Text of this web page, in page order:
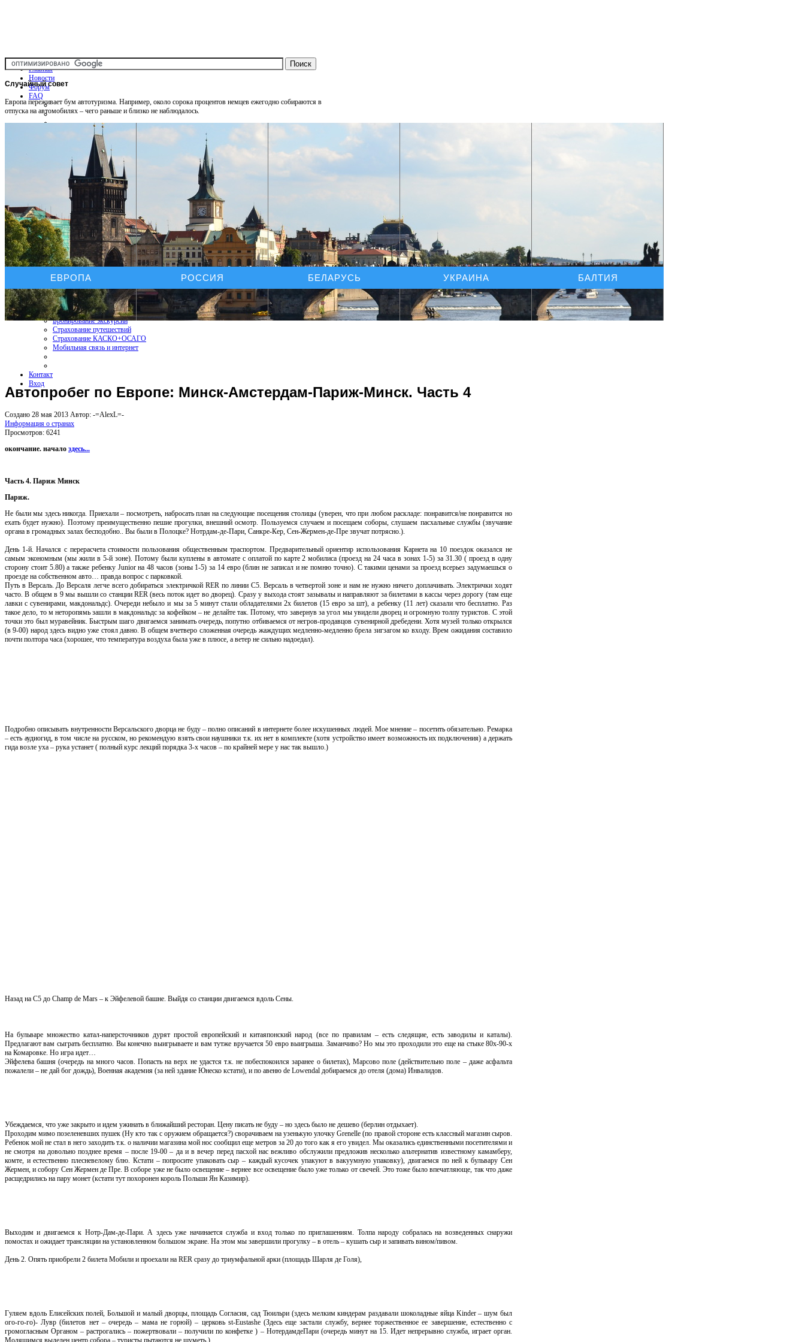
Главная
Новости
Форум
FAQ
Общая информация
Советы Автотуристу
Правила дор.движения
Карты и путеводители
Интерактивная карта
Карты платных дорог
Карта сайта
Услуги On-line
Бронирование отелей
Бронирование автомобиля
Бронирование экскурсий
Страхование путешествий
Страхование КАСКО+ОСАГО
Мобильная связь и интернет
Контакт
Вход
Случайныйсовет
Европа переживает бум автотуризма. Например, около сорока процентов немцев ежегодно собираются в
отпуска на автомобилях – чего раньше и близко не наблюдалось.
ЕВРОПА РОССИЯ БЕЛАРУСЬ УКРАИНА БАЛТИЯ
Автопробег по Европе: Минск-Амстердам-Париж-Минск. Часть 4
Создано 28 мая 2013 Автор: -=AlexL=-
Информация о странах
Просмотров: 6241
окончание. начало здесь...
Часть 4. Париж Минск
Париж.
Не были мы здесь никогда. Приехали – посмотреть, набросать план на следующие посещения столицы (уверен, что при любом раскладе: понравится/не понравится но
ехать будет нужно). Поэтому преимущественно пешие прогулки, внешний осмотр. Пользуемся случаем и посещаем соборы, слушаем пасхальные службы (звучание
органа в громадных залах бесподобно.. Вы были в Полоцке? Нотрдам-де-Пари, Санкре-Кер, Сен-Жермен-де-Пре звучат потрясно.).
День 1-й. Начался с перерасчета стоимости пользования общественным траспортом. Предварительный ориентир использования Карнета на 10 поездок оказался не
самым экономным (мы жили в 5-й зоне). Потому были куплены в автомате с оплатой по карте 2 мобилиса (проезд на 24 часа в зонах 1-5) за 31.30 ( проезд в одну
сторону стоит 5.80) а также ребенку Junior на 48 часов (зоны 1-5) за 14 евро (блин не записал и не помню точно). С такими ценами за проезд всерьез задумаешься о
проезде на собственном авто… правда вопрос с парковкой.
Путь в Версаль. До Версаля легче всего добираться электричкой RER по линии С5. Версаль в четвертой зоне и нам не нужно ничего доплачивать. Электрички ходят
часто. В общем в 9 мы вышли со станции RER (весь поток идет во дворец). Сразу у выхода стоят зазывалы и направляют за билетами в кассы через дорогу (там еще
лавки с сувенирами, макдональдс). Очереди небыло и мы за 5 минут стали обладателями 2х билетов (15 евро за шт), а ребенку (11 лет) сказали что бесплатно. Раз
такое дело, то м неторопямь зашли в макдональдс за кофейком – не делайте так. Потому, что завернув за угол мы увидели дворец и огромную толпу туристов. С этой
точки это был муравейник. Быстрым шаго двигаемся занимать очередь, попутно отбиваемся от негров-продавцов сувенирной дребедени. Хотя музей только открылся
(в 9-00) народ здесь видно уже стоял давно. В общем вчетверо сложенная очередь жаждущих медленно-медленно брела зигзагом ко входу. Врем ожидания составило
почти полтора часа (хорошее, что температура воздуха была уже в плюсе, а ветер не сильно надоедал).
Подробно описывать внутренности Версальского дворца не буду – полно описаний в интернете более искушенных людей. Мое мнение – посетить обязательно. Ремарка
– есть аудиогид, в том числе на русском, но рекомендую взять свои наушники т.к. их нет в комплекте (хотя устройство имеет возможность их подключения) а держать
гида возле уха – рука устанет ( полный курс лекций порядка 3-х часов – по крайней мере у нас так вышло.)
Назад на С5 до Champ de Mars – к Эйфелевой башне. Выйдя со станции двигаемся вдоль Сены.
На бульваре множество катал-наперсточников дурят простой европейский и китаяпонский народ (все по правилам – есть следящие, есть заводилы и каталы).
Предлагают вам сыграть бесплатно. Вы конечно выигрываете и вам тутже вручается 50 евро выигрыша. Заманчиво? Но мы это проходили это еще на стыке 80х-90-х
на Комаровке. Но игра идет…
Эйфелева башня (очередь на много часов. Попасть на верх не удастся т.к. не побеспокоился заранее о билетах), Марсово поле (действительно поле – даже асфальта
пожалели – не дай бог дождь), Военная академия (за ней здание Юнеско кстати), и по авеню de Lowendal добираемся до отеля (дома) Инвалидов.
Убеждаемся, что уже закрыто и идем ужинать в ближайший ресторан. Цену писать не буду – но здесь было не дешево (берлин отдыхает).
Проходим мимо позеленевших пушек (Ну кто так с оружием обращается?) сворачиваем на узенькую улочку Grenelle (по правой стороне есть классный магазин сыров.
Ребенок мой не стал в него заходить т.к. о наличии магазина мой нос сообщил еще метров за 20 до того как я его увидел. Мы оказались единственными посетителями и
не смотря на довольно позднее время – после 19-00 – да и в вечер перед пасхой нас вежливо обслужили предложив несколько альтернатив известному камамберу,
комте, и естественно плесневелому блю. Кстати – попросите упаковать сыр – каждый кусочек упакуют в вакуумную упаковку), двигаемся по ней к бульвару Сен
Жермен, и собору Сен Жермен де Пре. В соборе уже не было освещение – вернее все освещение было уже только от свечей. Это тоже было впечатляюще, так что даже
расщедрились на пару монет (кстати тут похоронен король Польши Ян Казимир).
Выходим и двигаемся к Нотр-Дам-де-Пари. А здесь уже начинается служба и вход только по приглашениям. Толпа народу собралась на возведенных снаружи
помостах и ожидает трансляции на установленном большом экране. На этом мы завершили прогулку – в отель – кушать сыр и запивать вином/пивом.
День 2. Опять приобрели 2 билета Мобили и проехали на RER сразу до триумфальной арки (площадь Шарля де Голя),
Гуляем вдоль Елисейских полей, Большой и малый дворцы, площадь Согласия, сад Тюильри (здесь мелким киндерам раздавали шоколадные яйца Kinder – шум был
ого-го-го)- Лувр (билетов нет – очередь – мама не горюй) – церковь st-Eustashe (Здесь еще застали службу, вернее торжественное ее завершение, естественно с
громогласным Органом – растрогались – пожертвовали – получили по конфетке ) – НотердамдеПари (очередь минут на 15. Идет непрерывно служба, играет орган.
Молящимся выделен центр собора – туристы пытаются не шуметь.)